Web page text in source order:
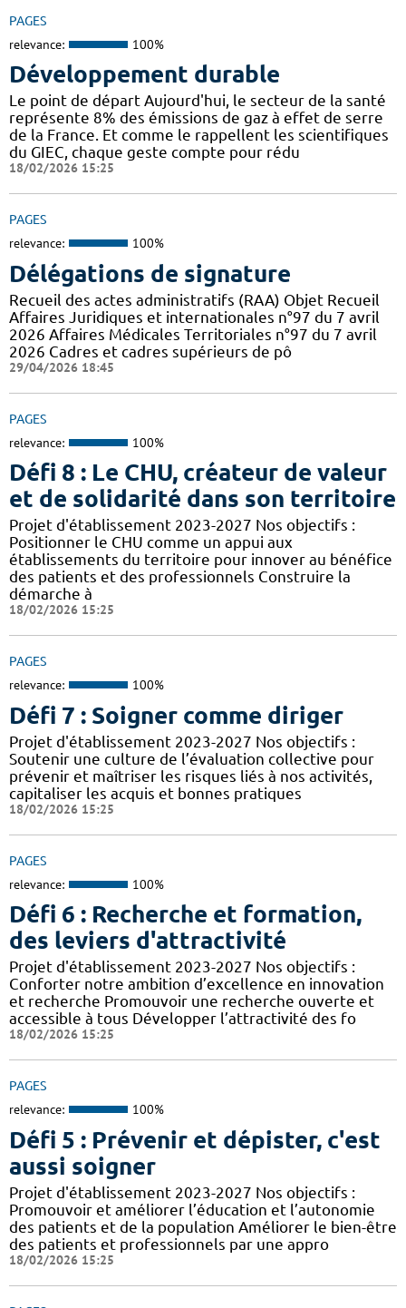
PAGES
relevance: 100%
Développement durable
Le point de départ Aujourd'hui, le secteur de la santé
représente 8% des émissions de gaz à effet de serre
de la France. Et comme le rappellent les scientifiques
du GIEC, chaque geste compte pour rédu
18/02/2026 15:25
PAGES
relevance: 100%
Délégations de signature
Recueil des actes administratifs (RAA) Objet Recueil
Affaires Juridiques et internationales n°97 du 7 avril
2026 Affaires Médicales Territoriales n°97 du 7 avril
2026 Cadres et cadres supérieurs de pô
29/04/2026 18:45
PAGES
relevance: 100%
Défi 8 : Le CHU, créateur de valeur
et de solidarité dans son territoire
Projet d'établissement 2023-2027 Nos objectifs :
Positionner le CHU comme un appui aux
établissements du territoire pour innover au bénéfice
des patients et des professionnels Construire la
démarche à
18/02/2026 15:25
PAGES
relevance: 100%
Défi 7 : Soigner comme diriger
Projet d'établissement 2023-2027 Nos objectifs :
Soutenir une culture de l’évaluation collective pour
prévenir et maîtriser les risques liés à nos activités,
capitaliser les acquis et bonnes pratiques
18/02/2026 15:25
PAGES
relevance: 100%
Défi 6 : Recherche et formation,
des leviers d'attractivité
Projet d'établissement 2023-2027 Nos objectifs :
Conforter notre ambition d’excellence en innovation
et recherche Promouvoir une recherche ouverte et
accessible à tous Développer l’attractivité des fo
18/02/2026 15:25
PAGES
relevance: 100%
Défi 5 : Prévenir et dépister, c'est
aussi soigner
Projet d'établissement 2023-2027 Nos objectifs :
Promouvoir et améliorer l’éducation et l’autonomie
des patients et de la population Améliorer le bien-être
des patients et professionnels par une appro
18/02/2026 15:25